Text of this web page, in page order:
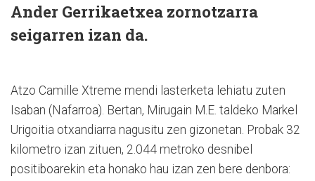
Ander Gerrikaetxea zornotzarra
seigarren izan da.
Atzo Camille Xtreme mendi lasterketa lehiatu zuten
Isaban (Nafarroa). Bertan, Mirugain M.E. taldeko Markel
Urigoitia otxandiarra nagusitu zen gizonetan. Probak 32
kilometro izan zituen, 2.044 metroko desnibel
positiboarekin eta honako hau izan zen bere denbora: